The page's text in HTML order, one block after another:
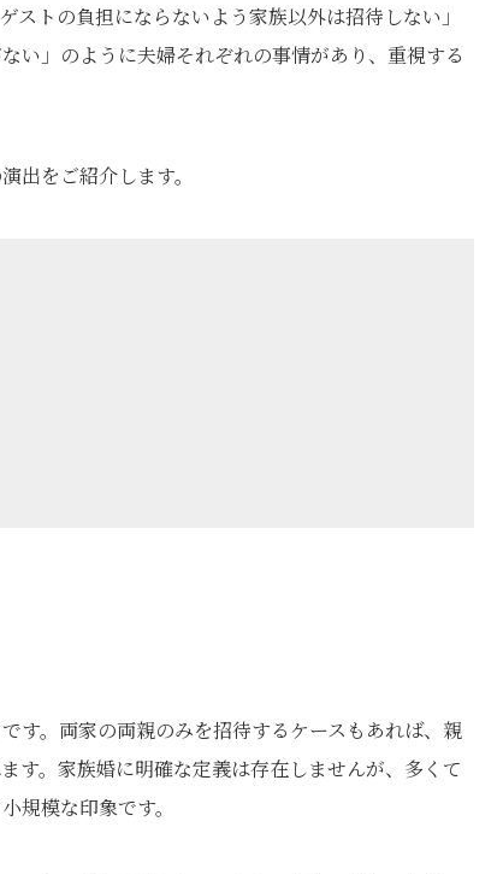
トの負担にならないよう家族以外は招待しない」
い」のように夫婦それぞれの事情があり、重視する
出をご紹介します。
す。両家の両親のみを招待するケースもあれば、親
す。家族婚に明確な定義は存在しませんが、多くて
規模な印象です。